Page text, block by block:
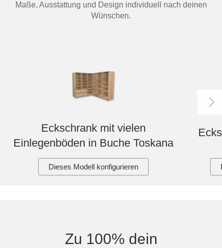
Maße, Ausstattung und Design individuell nach deinen
Wünschen.
Eckschrank mit vielen
Einlegenböden in Buche Toskana
Dieses Modell konfigurieren
Zu 100% dein